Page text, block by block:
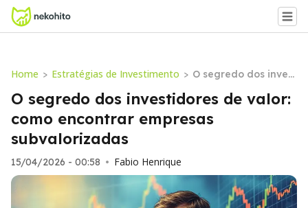
Home > Estratégias de Investimento > O segredo dos invest
idores de valor: com
o encontrar empres
as subvalorizadas
O segredo dos investidores de valor:
como encontrar empresas
subvalorizadas
15/04/2026 - 00:58 • Fabio Henrique